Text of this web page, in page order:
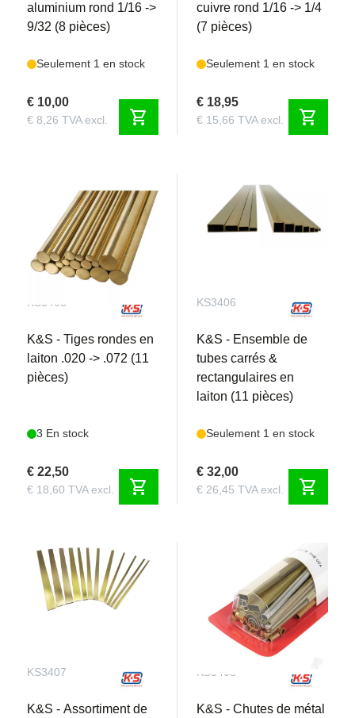
aluminium rond 1/16 ->
9/32 (8 pièces)
Seulement 1 en stock
€ 10,00
€ 8,26 TVA excl. shopping_cart
cuivre rond 1/16 -> 1/4
(7 pièces)
Seulement 1 en stock
€ 18,95
€ 15,66 TVA excl. shopping_cart
KS3405
K&S - Tiges rondes en
laiton .020 -> .072 (11
pièces)
3 En stock
€ 22,50
€ 18,60 TVA excl. shopping_cart
KS3406
K&S - Ensemble de
tubes carrés &
rectangulaires en
laiton (11 pièces)
Seulement 1 en stock
€ 32,00
€ 26,45 TVA excl. shopping_cart
KS3407
K&S - Assortiment de
KS3408
K&S - Chutes de métal